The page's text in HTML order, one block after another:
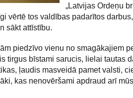
„Latvijas Ordeņu
vērtē tos valdības padarītos
sākt attīstību.
piedzīvo vienu no smagākajiem
tirgus bīstami sarucis, lielai tautas
ļaudis masveidā pamet valsti,
kas nenovēršami apdraud arī